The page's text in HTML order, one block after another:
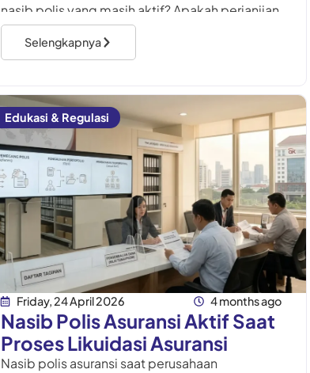
nasib polis yang masih aktif? Apakah perjanjian
asuransi otomatis berakhir, atau tetap berlaku
meskipun perusahaan telah memasuki
Selengkapnya
Edukasi & Regulasi
Friday, 24 April 2026 4 months ago
Nasib Polis Asuransi Aktif Saat
Proses Likuidasi Asuransi
Nasib polis asuransi saat perusahaan